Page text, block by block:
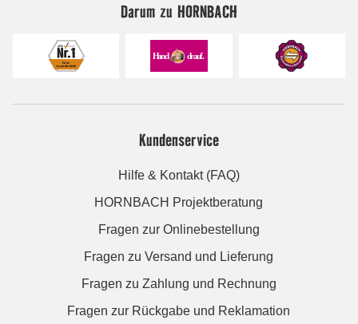
Darum zu HORNBACH
Kundenservice
Hilfe & Kontakt (FAQ)
HORNBACH Projektberatung
Fragen zur Onlinebestellung
Fragen zu Versand und Lieferung
Fragen zu Zahlung und Rechnung
Fragen zur Rückgabe und Reklamation